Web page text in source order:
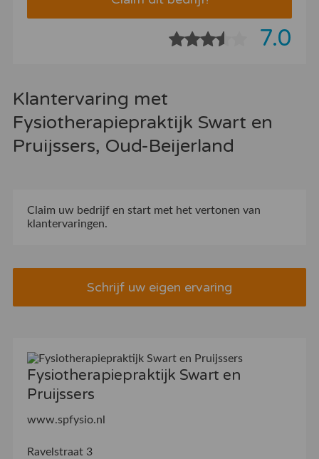
7.0
Klantervaring met
Fysiotherapiepraktijk Swart en
Pruijssers, Oud-Beijerland
Claim uw bedrijfen start met het vertonen van
klantervaringen.
Schrijf uw eigen ervaring
Fysiotherapiepraktijk Swart en
Pruijssers
www.spfysio.nl
Ravelstraat 3